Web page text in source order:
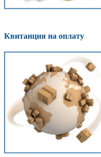
Квитанция на оплату